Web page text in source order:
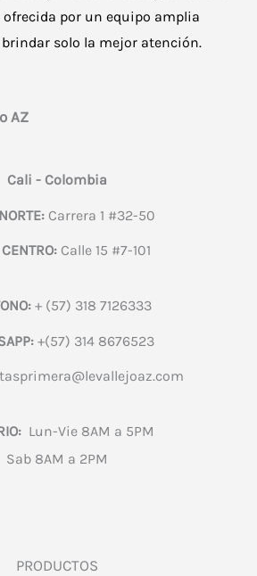
por un equipo amplia
solo la mejor atención.
AZ
Cali - Colombia
Carrera 1 #32-50
Calle 15 #7-101
+ (57) 318 7126333
+(57) 314 8676523
Lun-Vie 8AM a 5PM
Sab 8AM a 2PM
PRODUCTOS